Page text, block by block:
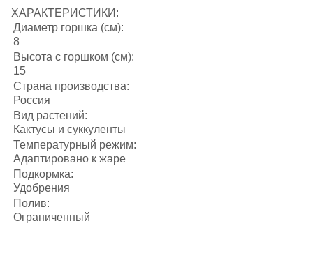
ХАРАКТЕРИСТИКИ:
Диаметр горшка (см):
8
Высота с горшком (см):
15
Страна производства:
Россия
Вид растений:
Кактусы и суккуленты
Температурный режим:
Адаптировано к жаре
Подкормка:
Удобрения
Полив:
Ограниченный